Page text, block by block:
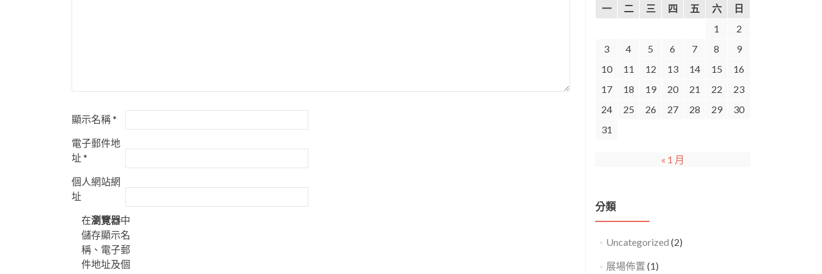
顯示名稱*
電子郵件地
址*
個人網站網
址
在瀏覽器中
儲存顯示名
稱、電子郵
件地址及個
一 二 三 四 五 六
日
1
2
3
4 5 6 7 8
9
10
11 12 13 14 15
16
17
18 19 20 21 22
23
24
25 26 27 28 29
30
31
« 1 月
分類
Uncategorized (2)
展場佈置 (1)